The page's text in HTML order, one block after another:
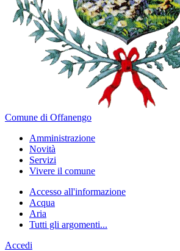
Comune di Offanengo
Amministrazione
Novità
Servizi
Vivere il comune
Accesso all'informazione
Acqua
Aria
Tutti gli argomenti...
Accedi